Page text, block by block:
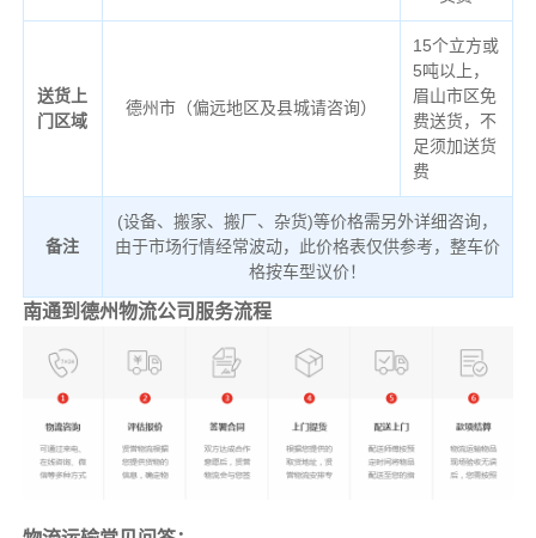
送货上
门区域
德州市（偏远地区及县城请咨询）
15个立方或
5吨以上，
眉山市区免
费送货，不
足须加送货
费
备注
(设备、搬家、搬厂、杂货)等价格需另外详细咨询，
由于市场行情经常波动，此价格表仅供参考，整车价
格按车型议价！
南通到德州物流公司服务流程